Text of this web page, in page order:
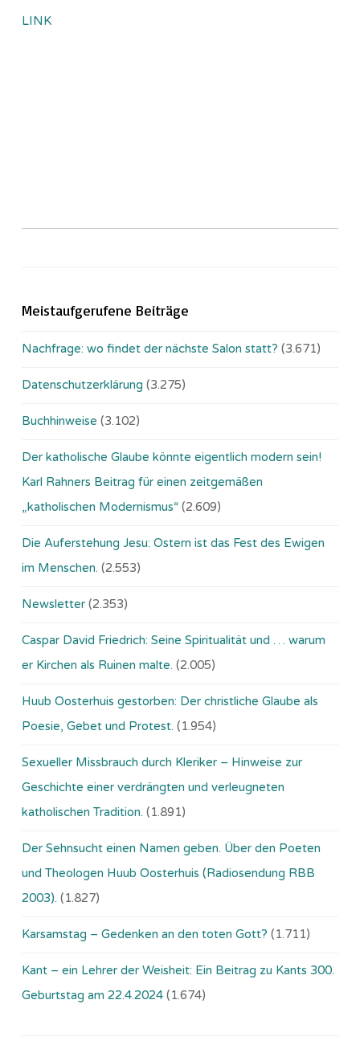
LINK
Meistaufgerufene Beiträge
Nachfrage: wo findet der nächste Salon statt? (3.671)
Datenschutzerklärung (3.275)
Buchhinweise (3.102)
Der katholische Glaube könnte eigentlich modern sein!
Karl Rahners Beitrag für einen zeitgemäßen
„katholischen Modernismus“ (2.609)
Die Auferstehung Jesu: Ostern ist das Fest des Ewigen
im Menschen. (2.553)
Newsletter (2.353)
Caspar David Friedrich: Seine Spiritualität und … warum
er Kirchen als Ruinen malte. (2.005)
Huub Oosterhuis gestorben: Der christliche Glaube als
Poesie, Gebet und Protest. (1.954)
Sexueller Missbrauch durch Kleriker – Hinweise zur
Geschichte einer verdrängten und verleugneten
katholischen Tradition. (1.891)
Der Sehnsucht einen Namen geben. Über den Poeten
und Theologen Huub Oosterhuis (Ra­dio­sen­dung RBB
2003). (1.827)
Karsamstag – Gedenken an den toten Gott? (1.711)
Kant – ein Lehrer der Weisheit: Ein Beitrag zu Kants 300.
Geburtstag am 22.4.2024 (1.674)